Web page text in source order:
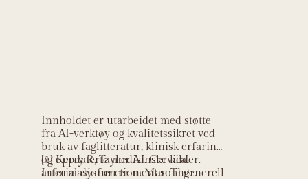
Innholdet er utarbeidet med støtte
fra AI-verktøy og kvalitetssikret ved
bruk av faglitteratur, klinisk erfaring
og oppdaterte medisinske kilder.
Informasjonen er ment som generell
[1] Kerry R, Taylor AJ. Cervical
arterial dysfunction. Man Ther.